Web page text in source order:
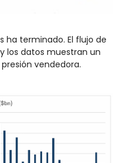
ha terminado. El flujo de
los datos muestran un
vendedora.